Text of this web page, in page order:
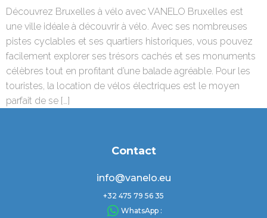
Découvrez Bruxelles à vélo avec VANELO Bruxelles est
une ville idéale à découvrir à vélo. Avec ses nombreuses
pistes cyclables et ses quartiers historiques, vous pouvez
facilement explorer ses trésors cachés et ses monuments
célèbres tout en profitant d’une balade agréable. Pour les
touristes, la location de vélos électriques est le moyen
parfait de se […]
Contact
info@vanelo.eu
+32 475 79 56 35
WhatsApp :